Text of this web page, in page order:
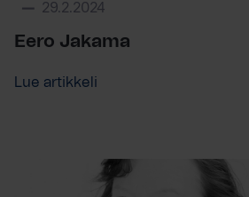
29.2.2024
Eero Jakama
Lue artikkeli